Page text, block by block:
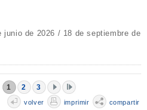
junio de 2026 / 18 de septiembre de
1 2 3
volver imprimir compartir